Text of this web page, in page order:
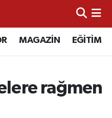
MAGAZİN EĞİTİM
rağmen